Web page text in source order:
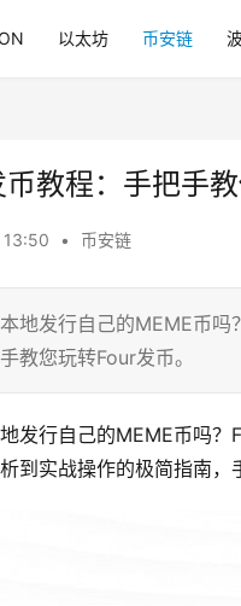
以太坊 币安链
教程：手把手
13:50 • 币安链
地发行自己的MEME币
教您玩转Four发币。
发行自己的MEME币吗
到实战操作的极简指南，